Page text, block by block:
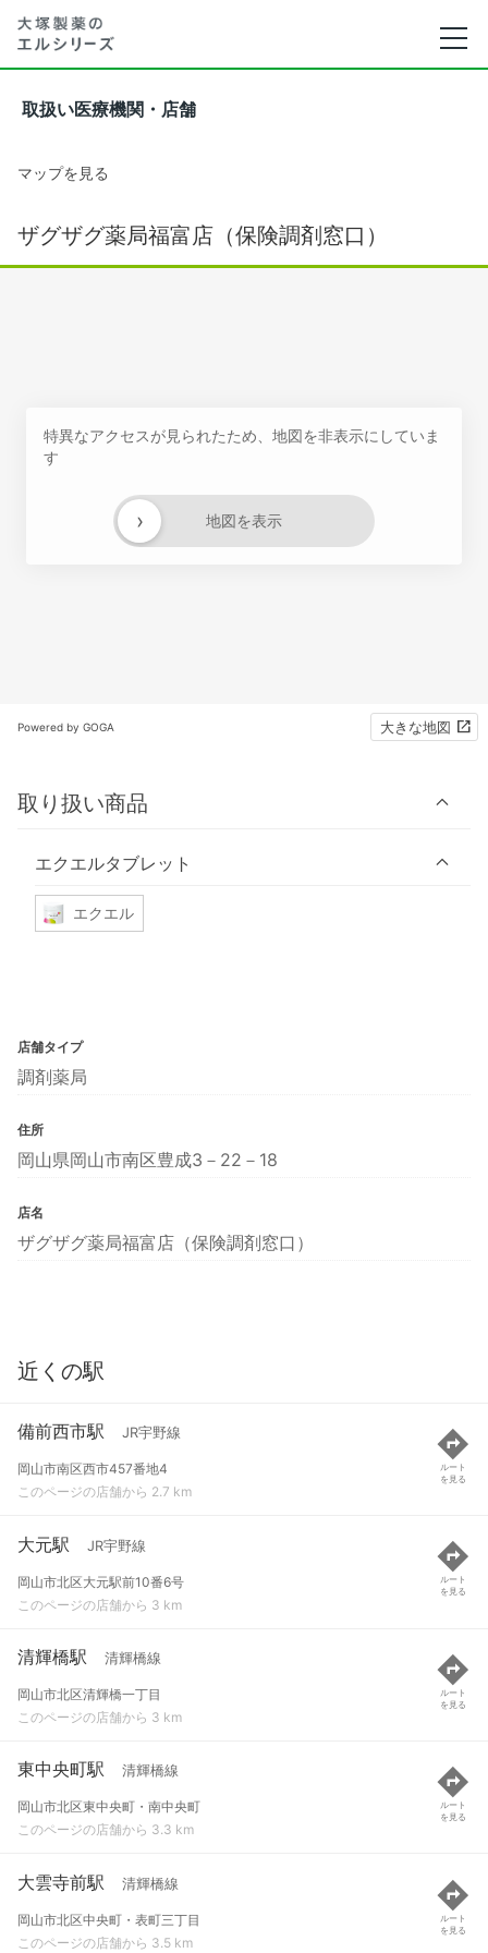
取扱い医療機関・店舗
マップを見る
ザグザグ薬局福富店（保険調剤窓口）
特異なアクセスが見られたため、地図を非表示にしていま
す
地図を表示
›
Powered by GOGA 大きな地図
取り扱い商品
エクエルタブレット
エクエル
店舗タイプ
調剤薬局
住所
岡山県岡山市南区豊成3－22－18
店名
ザグザグ薬局福富店（保険調剤窓口）
近くの駅
備前西市駅 JR宇野線
岡山市南区西市457番地4
このページの店舗から 2.7 km
ルート
を見る
大元駅 JR宇野線
岡山市北区大元駅前10番6号
このページの店舗から 3 km
ルート
を見る
清輝橋駅 清輝橋線
岡山市北区清輝橋一丁目
このページの店舗から 3 km
ルート
を見る
東中央町駅 清輝橋線
岡山市北区東中央町・南中央町
このページの店舗から 3.3 km
ルート
を見る
大雲寺前駅 清輝橋線
岡山市北区中央町・表町三丁目
このページの店舗から 3.5 km
ルート
を見る